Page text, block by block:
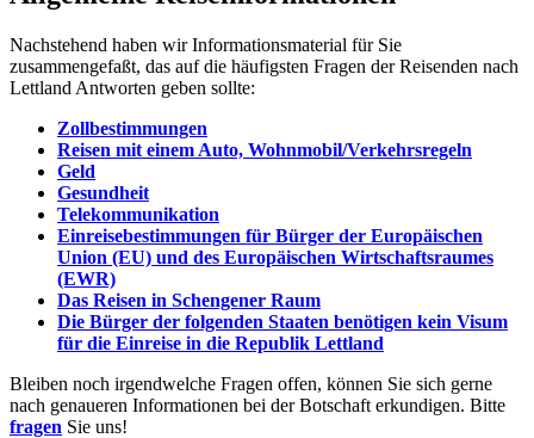
Nachstehend haben wir Informationsmaterial für Sie
zusammengefaßt, das auf die häufigsten Fragen der Reisenden nach
Lettland Antworten geben sollte:
Zollbestimmungen
Reisen mit einem Auto, Wohnmobil/Verkehrsregeln
Geld
Gesundheit
Telekommunikation
Einreisebestimmungen für Bürger der Europäischen
Union (EU) und des Europäischen Wirtschaftsraumes
(EWR)
Das Reisen in Schengener Raum
Die Bürger der folgenden Staaten benötigen kein Visum
für die Einreise in die Republik Lettland
Bleiben noch irgendwelche Fragen offen, können Sie sich gerne
nach genaueren Informationen bei der Botschaft erkundigen. Bitte
fragen Sie uns!